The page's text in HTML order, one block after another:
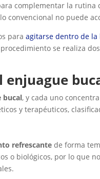
complementar la rutina
convencional no puede
paraagitarse dentro de la
se realiza
enjuague
bucal, y cada uno
y terapéuticos,
refrescante de forma
o biológicos, por lo que